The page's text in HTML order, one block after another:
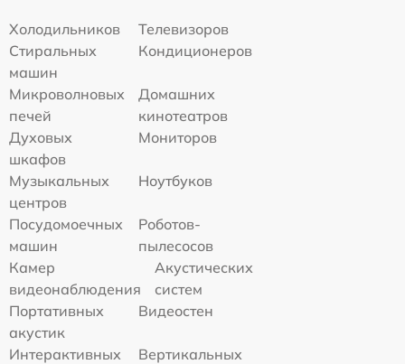
Холодильников
Телевизоров
Стиральных
машин
Кондиционеров
Микроволновых
печей
Домашних
кинотеатров
Духовых
шкафов
Мониторов
Музыкальных
центров
Ноутбуков
Посудомоечных
машин
Роботов-
пылесосов
Камер
видеонаблюдения
Акустических
систем
Портативных
акустик
Видеостен
Интерактивных
Вертикальных